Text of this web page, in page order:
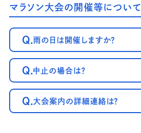
マラソン大会の開催等について
Q.雨の日は開催しますか？
Q.中止の場合は？
Q.大会案内の詳細連絡は？